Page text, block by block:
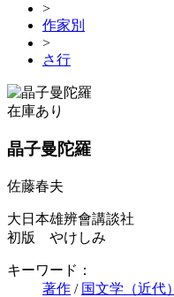
>
作家別
>
さ行
在庫あり
晶子曼陀羅
佐藤春夫
大日本雄辨會講談社
初版 やけしみ
キーワード：
著作 / 国文学（近代）